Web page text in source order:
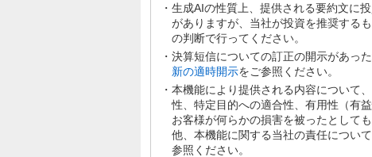
生成AIの性質上、提供される要約文に
がありますが、当社が投資を推奨する
の判断で行ってください。
決算短信についての訂正の開示があっ
新の適時開示をご参照ください。
本機能により提供される内容について
性、特定目的への適合性、有用性（有
お客様が何らかの損害を被ったとして
他、本機能に関する当社の責任について
参照ください。